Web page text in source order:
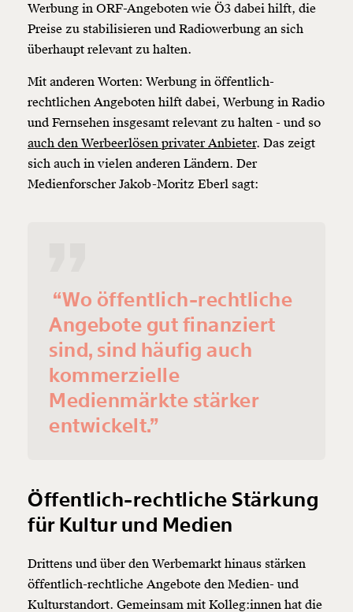
Werbung in ORF-Angeboten wie Ö3 dabei hilft, die
Preise zu stabilisieren und Radiowerbung an sich
überhaupt relevant zu halten.
Mit anderen Worten: Werbung in öffentlich-
rechtlichen Angeboten hilft dabei, Werbung in Radio
und Fernsehen insgesamt relevant zu halten - und so
auch den Werbeerlösen privater Anbieter. Das zeigt
sich auch in vielen anderen Ländern. Der
Medienforscher Jakob-Moritz Eberl sagt:
“Wo öffentlich-rechtliche
Angebote gut finanziert
sind, sind häufig auch
kommerzielle
Medienmärkte stärker
entwickelt.”
Öffentlich-rechtliche Stärkung
für Kultur und Medien
Drittens und über den Werbemarkt hinaus stärken
öffentlich-rechtliche Angebote den Medien- und
Kulturstandort. Gemeinsam mit Kolleg:innen hat die